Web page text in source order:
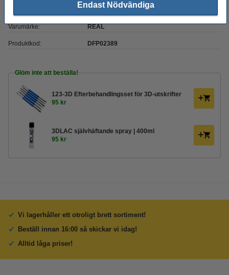
Endast Nödvändiga
Ø 20,0 cm
Varumärke: REAL
Produktkod: DFP02389
Glöm inte att beställa!
123-3D Efterbehandlingsset för 3D-utskrifter
95 kr
3DLAC självhäftande spray | 400ml
95 kr
Vi lagerhåller ett otroligt brett sortiment!
Beställ innan 16:00 så skickar vi idag!
Alltid låga priser!